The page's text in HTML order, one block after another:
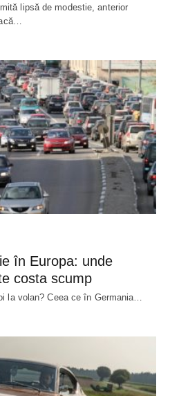
lipsă de modestie, anterior
în Europa: unde
costa scump
la volan? Ceea ce în Germania…